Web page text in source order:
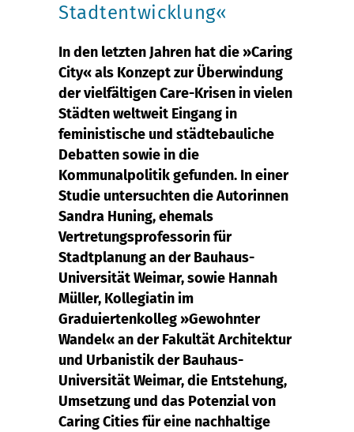
Stadtentwicklung«
In den letzten Jahren hat die »Caring
City« als Konzept zur Überwindung
der vielfältigen Care-Krisen in vielen
Städten weltweit Eingang in
feministische und städtebauliche
Debatten sowie in die
Kommunalpolitik gefunden. In einer
Studie untersuchten die Autorinnen
Sandra Huning, ehemals
Vertretungsprofessorin für
Stadtplanung an der Bauhaus-
Universität Weimar, sowie Hannah
Müller, Kollegiatin im
Graduiertenkolleg »Gewohnter
Wandel« an der Fakultät Architektur
und Urbanistik der Bauhaus-
Universität Weimar, die Entstehung,
Umsetzung und das Potenzial von
Caring Cities für eine nachhaltige